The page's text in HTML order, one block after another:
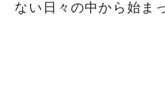
ない日々の中から始ま